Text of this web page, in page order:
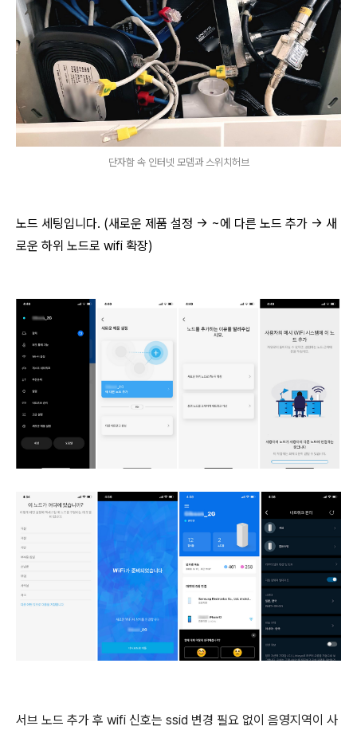
단자함 속 인터넷 모뎀과 스위치허브
노드 세팅입니다. (새로운 제품 설정 -> ~에 다른 노드 추가 -> 새
로운 하위 노드로 wifi 확장)
서브 노드 추가 후 wifi 신호는 ssid 변경 필요 없이 음영지역이 사